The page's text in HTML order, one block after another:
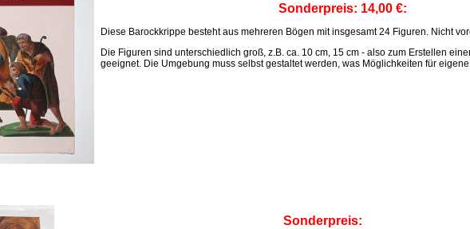
Sonderpreis: 14,00 €:
Diese Barockkrippe besteht aus mehreren Bögen mit insgesamt 24 Figuren. Nicht
Die Figuren sind unterschiedlich groß, z.B. ca. 10 cm, 15 cm - also zum Erstellen
geeignet. Die Umgebung muss selbst gestaltet werden, was Möglichkeiten für
Sonderpreis: